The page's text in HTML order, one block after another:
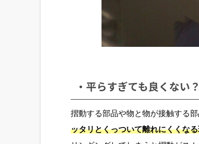
・平らすぎても良くない？
摺動する部品や物と物が接触する部
ッタリとくっついて離れにくくな